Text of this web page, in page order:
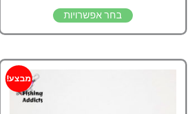
בחר אפשרויות
מבצע!